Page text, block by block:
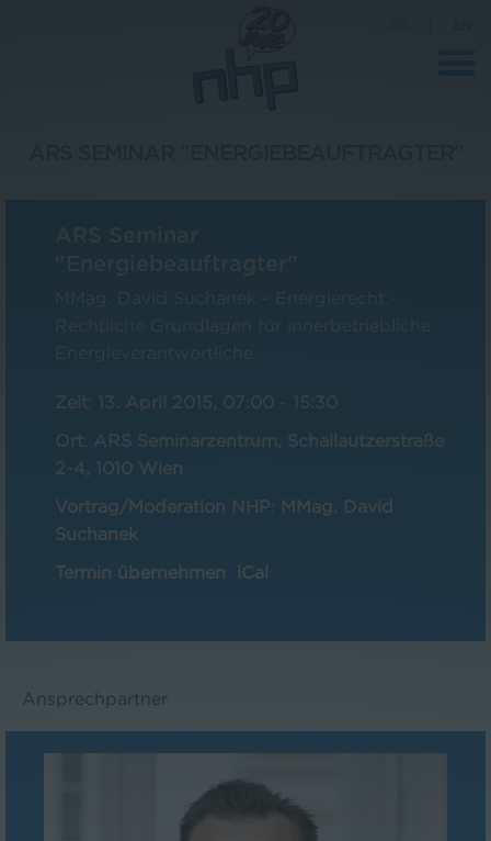
Pressebereich
Kontakt
Rechtliche Grundlagen für innerbetriebliche
Energieverantwortliche
Zeit 13. April 2015, 07:00
15:30
Ort ARS Seminarzentrum, Schallautzerstraße
2-4, 1010 Wien
Vortrag/Moderation NHP
MMag. David
Suchanek
Termin übernehmen
iCal
Ansprechpartner